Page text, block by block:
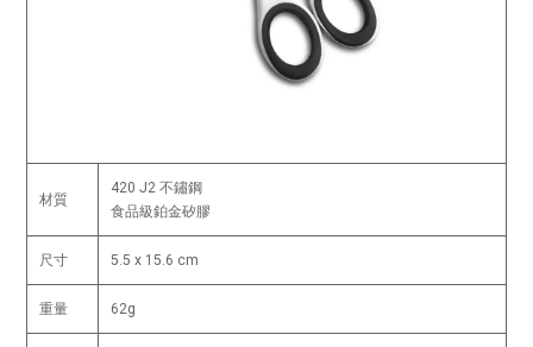
材質
420 J2 不鏽鋼
食品級鉑金矽膠
尺寸 5.5 x 15.6 cm
重量 62g